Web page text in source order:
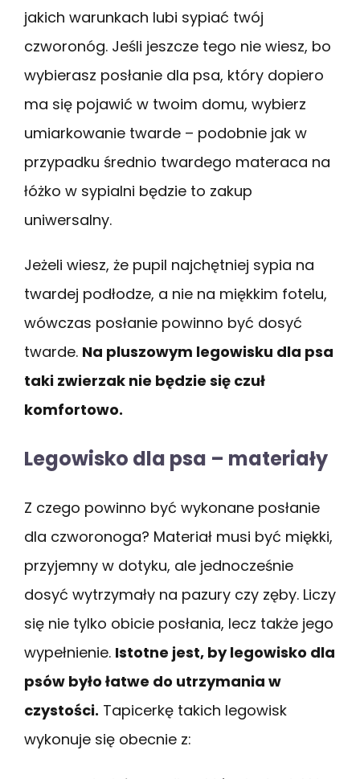
jakich warunkach lubi sypiać twój
czworonóg. Jeśli jeszcze tego nie wiesz, bo
wybierasz posłanie dla psa, który dopiero
ma się pojawić w twoim domu, wybierz
umiarkowanie twarde – podobnie jak w
przypadku średnio twardego materaca na
łóżko w sypialni będzie to zakup
uniwersalny.
Jeżeli wiesz, że pupil najchętniej sypia na
twardej podłodze, a nie na miękkim fotelu,
wówczas posłanie powinno być dosyć
twarde. Na pluszowym legowisku dla psa
taki zwierzak nie będzie się czuł
komfortowo.
Legowisko dla psa – materiały
Z czego powinno być wykonane posłanie
dla czworonoga? Materiał musi być miękki,
przyjemny w dotyku, ale jednocześnie
dosyć wytrzymały na pazury czy zęby. Liczy
się nie tylko obicie posłania, lecz także jego
wypełnienie. Istotne jest, by legowisko dla
psów było łatwe do utrzymania w
czystości. Tapicerkę takich legowisk
wykonuje się obecnie z: